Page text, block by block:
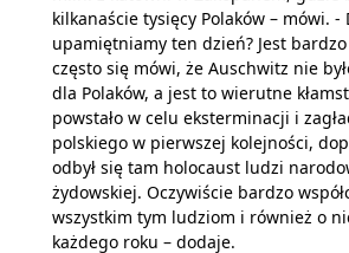
kilkanaście tysięcy Polaków – mówi. -
upamiętniamy ten dzień? Jest
często się mówi, że Auschwitz nie
dla Polaków, a jest to wierutne
powstało w celu eksterminacji i
polskiego w pierwszej kolejności,
odbył się tam holocaust ludzi
żydowskiej. Oczywiście bardzo
wszystkim tym ludziom i również o
każdego roku – dodaje.